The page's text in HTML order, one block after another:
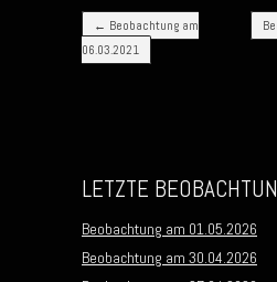
Post navigation
← Beobachtung am
06.03.2021
LETZTE
Beobachtung am 01.05.2026
Beobachtung am 30.04.2026